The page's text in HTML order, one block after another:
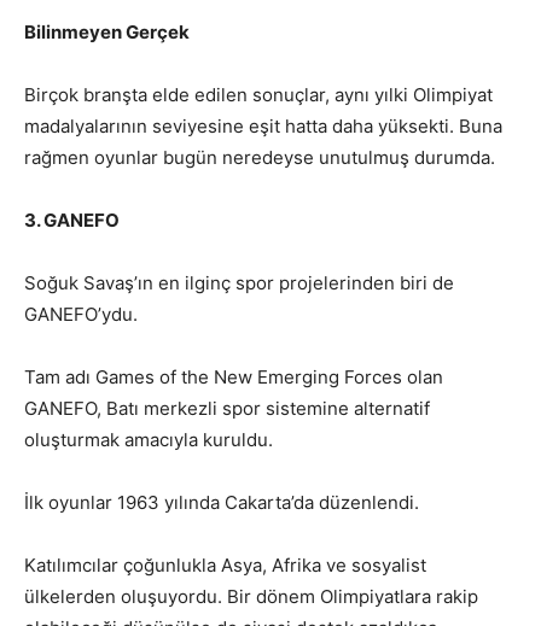
Bilinmeyen Gerçek
Birçok branşta elde edilen sonuçlar, aynı yılki Olimpiyat
madalyalarının seviyesine eşit hatta daha yüksekti. Buna
rağmen oyunlar bugün neredeyse unutulmuş durumda.
3. GANEFO
Soğuk Savaş’ın en ilginç spor projelerinden biri de
GANEFO’ydu.
Tam adı Games of the New Emerging Forces olan
GANEFO, Batı merkezli spor sistemine alternatif
oluşturmak amacıyla kuruldu.
İlk oyunlar 1963 yılında Cakarta’da düzenlendi.
Katılımcılar çoğunlukla Asya, Afrika ve sosyalist
ülkelerden oluşuyordu. Bir dönem Olimpiyatlara rakip